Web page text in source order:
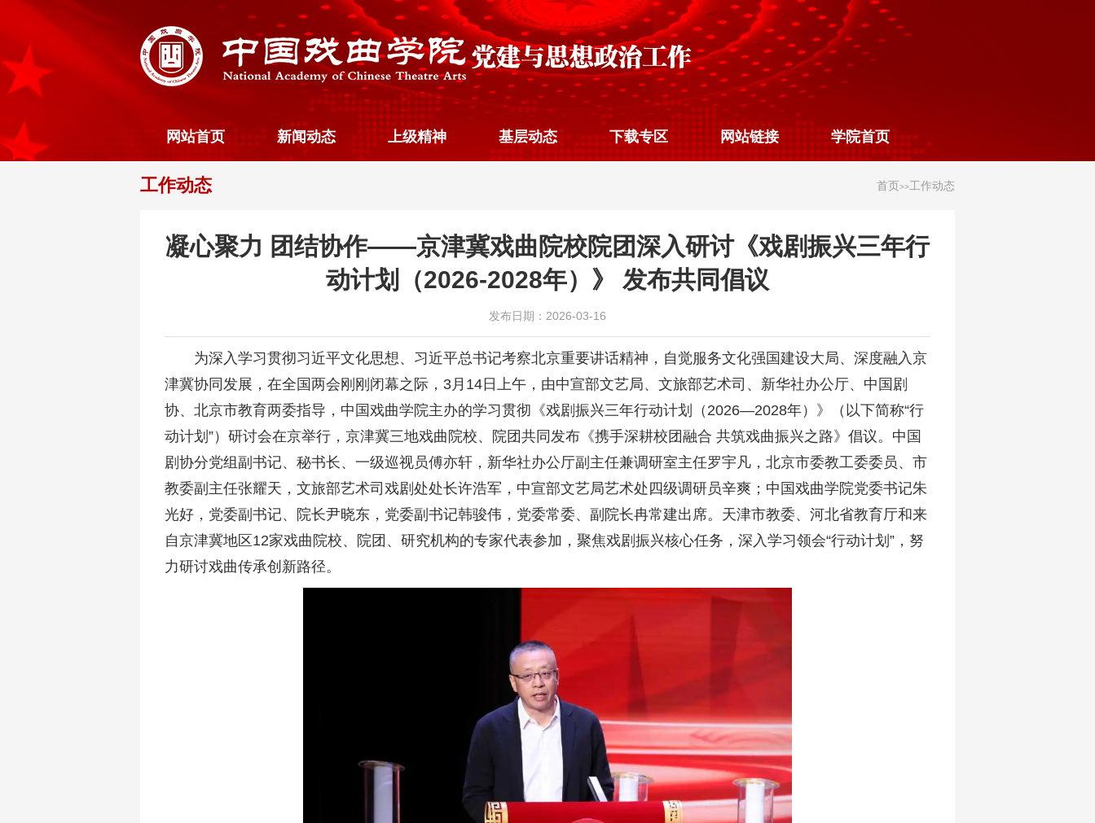
网站首页 新闻动态 上级精神 基层动态 下载专区 网站链接 学院首页
工作动态 首页>>工作动态
凝心聚力 团结协作——京津冀戏曲院校院团深入研讨《戏剧振兴三年行
动计划（2026-2028年）》 发布共同倡议
发布日期：2026-03-16
为深入学习贯彻习近平文化思想、习近平总书记考察北京重要讲话精神，自觉服务文化强国建设大局、深度融入京
津冀协同发展，在全国两会刚刚闭幕之际，3月14日上午，由中宣部文艺局、文旅部艺术司、新华社办公厅、中国剧
协、北京市教育两委指导，中国戏曲学院主办的学习贯彻《戏剧振兴三年行动计划（2026—2028年）》（以下简称“行
动计划”）研讨会在京举行，京津冀三地戏曲院校、院团共同发布《携手深耕校团融合 共筑戏曲振兴之路》倡议。中国
剧协分党组副书记、秘书长、一级巡视员傅亦轩，新华社办公厅副主任兼调研室主任罗宇凡，北京市委教工委委员、市
教委副主任张耀天，文旅部艺术司戏剧处处长许浩军，中宣部文艺局艺术处四级调研员辛爽；中国戏曲学院党委书记朱
光好，党委副书记、院长尹晓东，党委副书记韩骏伟，党委常委、副院长冉常建出席。天津市教委、河北省教育厅和来
自京津冀地区12家戏曲院校、院团、研究机构的专家代表参加，聚焦戏剧振兴核心任务，深入学习领会“行动计划”，努
力研讨戏曲传承创新路径。